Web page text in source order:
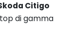
Citigo
di gamma